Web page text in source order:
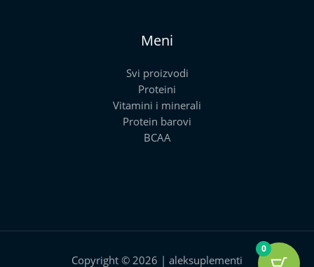
Meni
Svi proizvodi
Proteini
Vitamini i minerali
Protein barovi
BCAA
Copyright © 2026 | aleksuplementi
0